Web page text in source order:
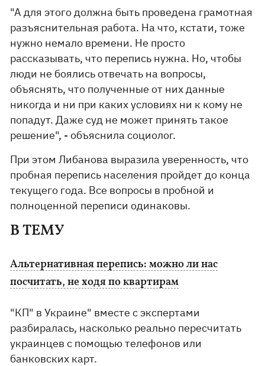
"А для этого должна быть проведена грамотная
разъяснительная работа. На что, кстати, тоже
нужно немало времени. Не просто
рассказывать, что перепись нужна. Но, чтобы
люди не боялись отвечать на вопросы,
объяснять, что полученные от них данные
никогда и ни при каких условиях ни к кому не
попадут. Даже суд не может принять такое
решение", - объяснила социолог.
При этом Либанова выразила уверенность, что
пробная перепись населения пройдет до конца
текущего года. Все вопросы в пробной и
полноценной переписи одинаковы.
В ТЕМУ
Альтернативная перепись: можно ли нас
посчитать, не ходя по квартирам
"КП" в Украине" вместе с экспертами
разбиралась, насколько реально пересчитать
украинцев с помощью телефонов или
банковских карт.